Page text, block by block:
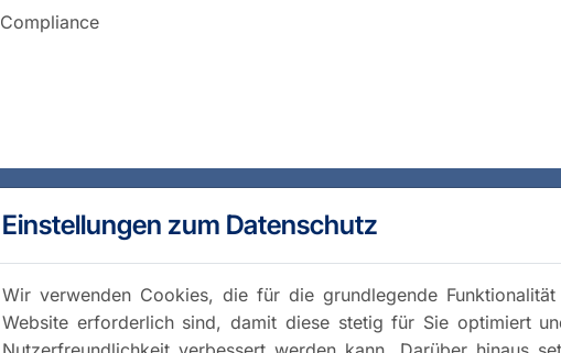
Compliance
Einstellungen zum Datenschutz
Wir verwenden Cookies, die für die grundlegende Funktionalität
Website erforderlich sind, damit diese stetig für Sie optimiert